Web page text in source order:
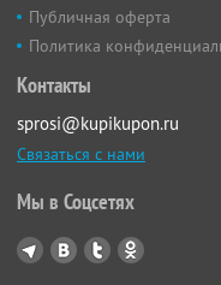
Публичная оферта
Политика
Контакты
sprosi@kupikupon.ru
Связаться с нами
Мы в Соцсетях